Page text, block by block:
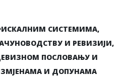
СИСТЕМИМА,
И РЕВИЗИЈИ,
ПОСЛОВАЊУ И
И ДОПУНАМА